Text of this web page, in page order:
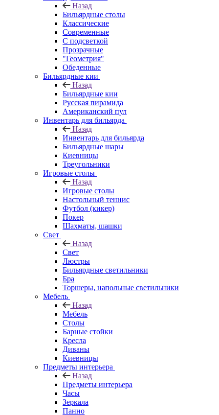
Назад
Бильярдные столы
Классические
Современные
С подсветкой
Прозрачные
"Геометрия"
Обеденные
Бильярдные кии
Назад
Бильярдные кии
Русская пирамида
Американский пул
Инвентарь для бильярда
Назад
Инвентарь для бильярда
Бильярдные шары
Киевницы
Треугольники
Игровые столы
Назад
Игровые столы
Настольный теннис
Футбол (кикер)
Покер
Шахматы, шашки
Свет
Назад
Свет
Люстры
Бильярдные светильники
Бра
Торшеры, напольные светильники
Мебель
Назад
Мебель
Столы
Барные стойки
Кресла
Диваны
Киевницы
Предметы интерьера
Назад
Предметы интерьера
Часы
Зеркала
Панно